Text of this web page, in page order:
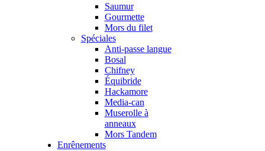
Saumur
Gourmette
Mors du filet
Spéciales
Anti-passe langue
Bosal
Chifney
Équibride
Hackamore
Media-can
Muserolle à
anneaux
Mors Tandem
Enrênements